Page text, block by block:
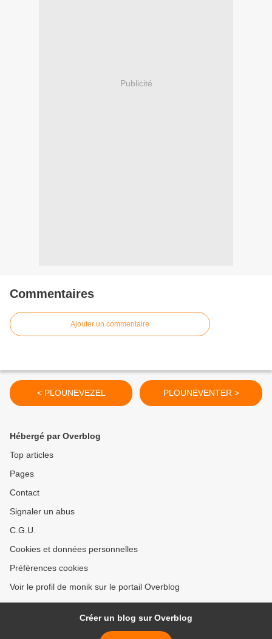
Publicité
Commentaires
Ajouter un commentaire
< PLOUNEVEZEL PLOUNEVENTER >
Hébergé par Overblog
Top articles
Pages
Contact
Signaler un abus
C.G.U.
Cookies et données personnelles
Préférences cookies
Voir le profil de monik sur le portail Overblog
Créer un blog sur Overblog